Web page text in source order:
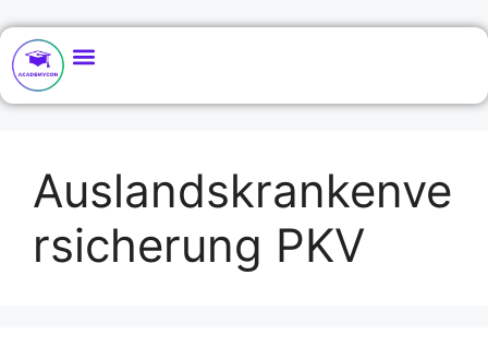
Auslandskrankenve
rsicherung PKV